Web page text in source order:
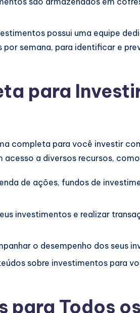
possui uma equipe
semana, para identificar e
para
completa para você investir
a diversos recursos,
de ações, fundos de
investimentos e realizar
o desempenho dos seus
sobre investimentos para
para Todos